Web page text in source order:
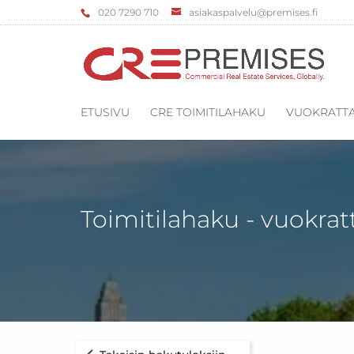
‌020 7290 710 asiakaspalvelu@premises.fi
ETUSIVU CRE TOIMITILAHAKU
Toimitilahaku -